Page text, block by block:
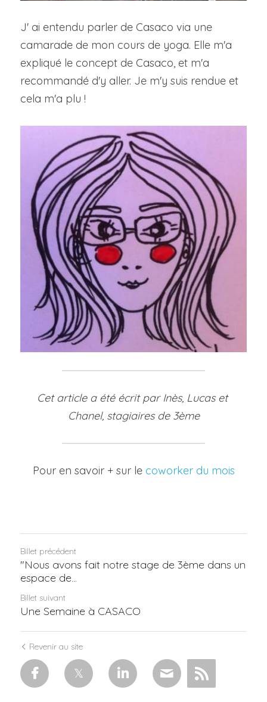
J' ai entendu parler de Casaco via une
camarade de mon cours de yoga. Elle m'a
expliqué le concept de Casaco, et m'a
recommandé d'y aller. Je m'y suis rendue et
cela m'a plu !
Cet article a été écrit par Inès, Lucas et
Chanel, stagiaires de 3ème
Pour en savoir + sur le coworker du mois
Billet précédent
"Nous avons fait notre stage de 3ème dans un
espace de...
Billet suivant
Une Semaine à CASACO
Revenir au site